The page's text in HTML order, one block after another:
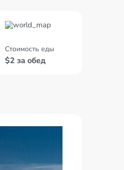
Стоимость еды
$2 за обед